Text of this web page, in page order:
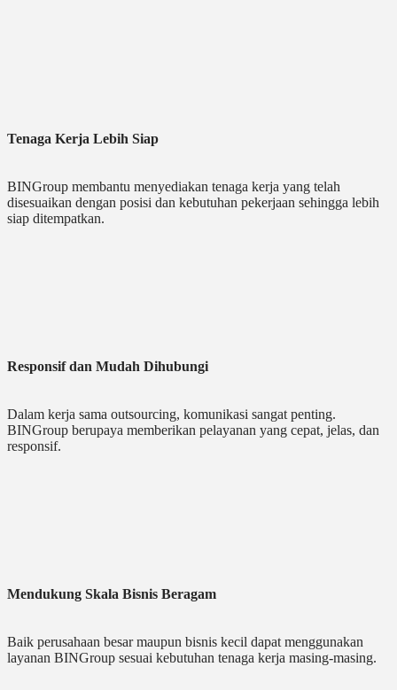
Tenaga Kerja Lebih Siap
BINGroup membantu menyediakan tenaga kerja yang telah
disesuaikan dengan posisi dan kebutuhan pekerjaan sehingga lebih
siap ditempatkan.
Responsif dan Mudah Dihubungi
Dalam kerja sama outsourcing, komunikasi sangat penting.
BINGroup berupaya memberikan pelayanan yang cepat, jelas, dan
responsif.
Mendukung Skala Bisnis Beragam
Baik perusahaan besar maupun bisnis kecil dapat menggunakan
layanan BINGroup sesuai kebutuhan tenaga kerja masing-masing.